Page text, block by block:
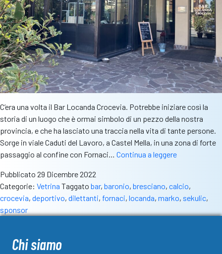
C’era una volta il Bar Locanda Crocevia. Potrebbe iniziare così la
storia di un luogo che è ormai simbolo di un pezzo della nostra
provincia, e che ha lasciato una traccia nella vita di tante persone.
Sorge in viale Caduti del Lavoro, a Castel Mella, in una zona di forte
passaggio al confine con Fornaci… Continua a leggereBar
il
covo
del
Pubblicato 29 Dicembre 2022
Categorie: Vetrina Taggato bar, baronio, bresciano, calcio,
crocevia, deportivo, dilettanti, fornaci, locanda, marko, sekulic,
sponsor
Chi siamo